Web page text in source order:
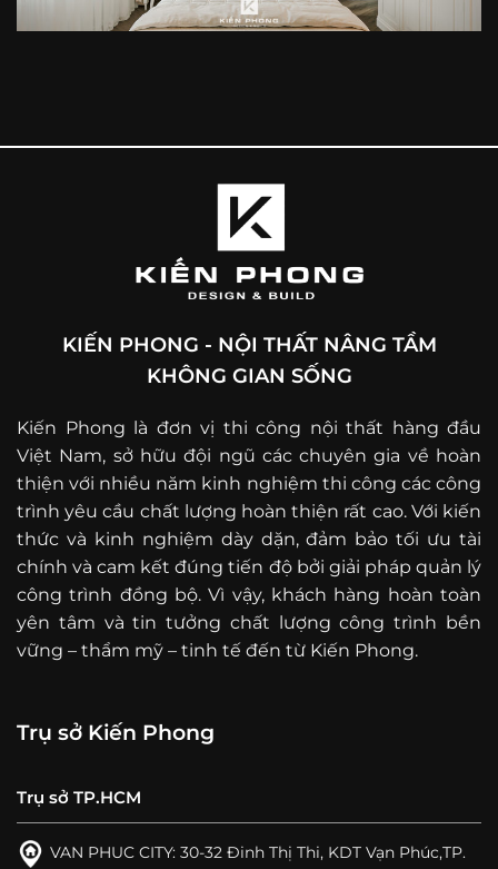
KIẾN PHONG - NỘI THẤT NÂNG TẦM
KHÔNG GIAN SỐNG
Kiến Phong là đơn vị thi công nội thất hàng đầu
Việt Nam, sở hữu đội ngũ các chuyên gia về hoàn
thiện với nhiều năm kinh nghiệm thi công các công
trình yêu cầu chất lượng hoàn thiện rất cao. Với kiến
thức và kinh nghiệm dày dặn, đảm bảo tối ưu tài
chính và cam kết đúng tiến độ bởi giải pháp quản lý
công trình đồng bộ. Vì vậy, khách hàng hoàn toàn
yên tâm và tin tưởng chất lượng công trình bền
vững – thẩm mỹ – tinh tế đến từ Kiến Phong.
Trụ sở Kiến Phong
Trụ sở TP.HCM
VAN PHUC CITY: 30-32 Đinh Thị Thi, KDT Vạn Phúc,TP.